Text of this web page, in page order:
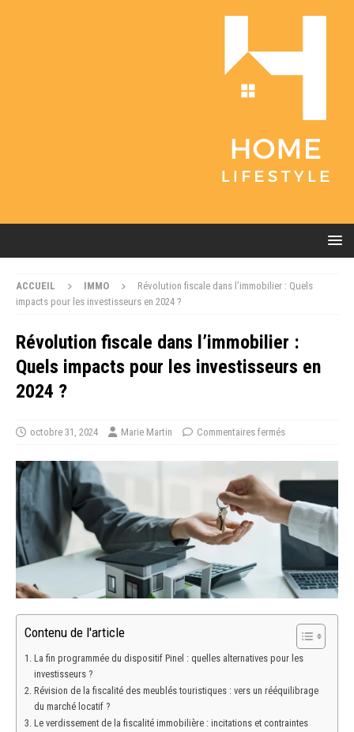
ACCUEIL IMMO
Révolution fiscale dans l’immobilier : Quels
impacts pour les investisseurs en 2024 ?
Révolution fiscale dans l’immobilier :
Quels impacts pour les investisseurs en
2024 ?
octobre 31, 2024 Marie Martin Commentaires fermés
Contenu de l'article
La fin programmée du dispositif Pinel : quelles alternatives pour les
investisseurs ?
Révision de la fiscalité des meublés touristiques : vers un rééquilibrage
du marché locatif ?
Le verdissement de la fiscalité immobilière : incitations et contraintes